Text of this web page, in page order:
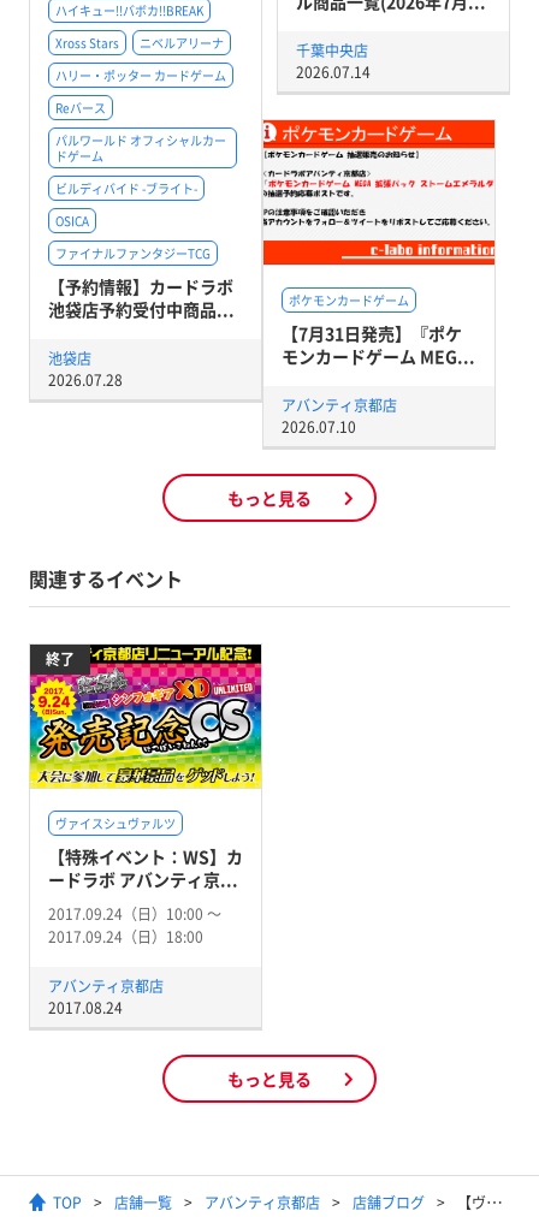
ハイキュー!!バボカ!!BREAK
Xross Stars
ニベルアリーナ
ハリー・ポッター カードゲーム
Reバース
パルワールド オフィシャルカー
ドゲーム
ビルディバイド -ブライト-
OSICA
ファイナルファンタジーTCG
【予約情報】カードラボ
池袋店予約受付中商品...
池袋店
2026.07.28
千葉中央店
2026.07.14
ポケモンカードゲーム
【7月31日発売】『ポケ
モンカードゲーム MEG...
アバンティ京都店
2026.07.10
もっと見る
関連するイベント
終了
ヴァイスシュヴァルツ
【特殊イベント：WS】カ
ードラボ アバンティ京...
2017.09.24（日）10:00 〜
2017.09.24（日）18:00
アバンティ京都店
2017.08.24
もっと見る
TOP 店舗一覧 アバンティ京都店 店舗ブログ 【ヴァイスシュヴァルツ】2025年10月15日開催 ショップ大会 結果発表【優勝デッキ】